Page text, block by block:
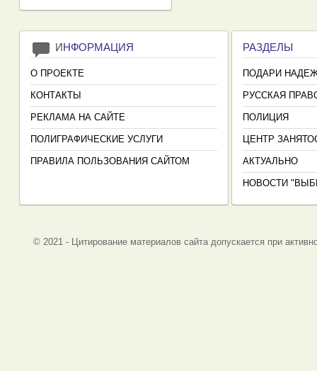
ИНФОРМАЦИЯ
О ПРОЕКТЕ
КОНТАКТЫ
РЕКЛАМА НА САЙТЕ
ПОЛИГРАФИЧЕСКИЕ УСЛУГИ
ПРАВИЛА ПОЛЬЗОВАНИЯ САЙТОМ
РАЗДЕЛЫ
ПОДАРИ
РУССКАЯ
ПОЛИЦИЯ
ЦЕНТР
АКТУАЛЬНО
НОВОСТИ
© 2021 - Цитирование материалов сайта допускается при